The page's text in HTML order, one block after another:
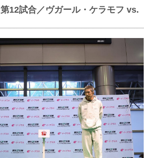
第12試合／ヴガール・ケラモフ vs.